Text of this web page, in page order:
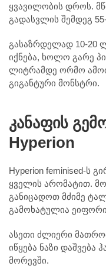
ყვავილობის დროს.
გადასვლის შემდეგ
გასაზრდელად 10-20
იქნება, ხოლო გარე
ლიტრამდე ორმო
გიგანტური მონსტრი.
კანაფის
Hyperion
Hyperion feminised-ს
ყველის არომატით.
განიცადოთ მძიმე
გამოხატულია
ასეთი ძლიერი
იწყება ნაზი დაშვება
მორევში.